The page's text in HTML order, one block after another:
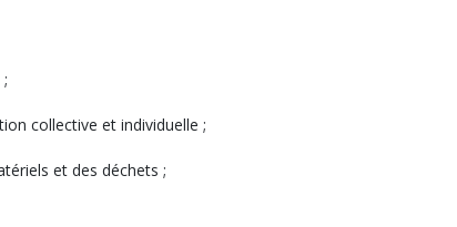
collective et individuelle ;
et des déchets ;